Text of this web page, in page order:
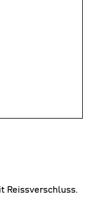
Reissverschluss.